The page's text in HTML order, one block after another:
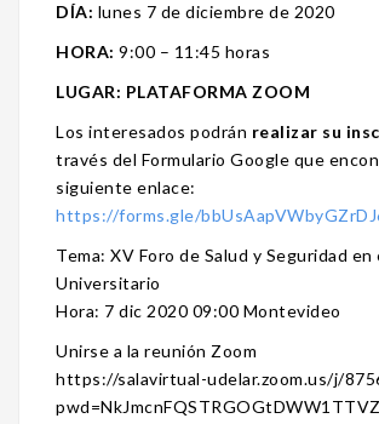
DÍA: lunes 7 de diciembre de 2020
HORA: 9:00 – 11:45 horas
LUGAR: PLATAFORMA ZOOM
Los interesados podrán realizar su
través del Formulario Google que
siguiente enlace:
https://forms.gle/
Tema: XV Foro de Salud y Seguridad en
Universitario
Hora: 7 dic 2020 09:00 Montevideo
Unirse a la reunión Zoom
https://salavirtual-udelar.zoom.us/j/